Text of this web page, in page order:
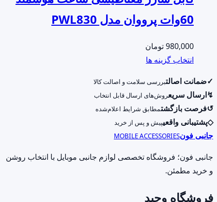
60وات پرووان مدل PWL830
980,000تومان
انتخاب گزینه ها
دارای
انواع
مختلفی
می
باشد.
گزینه
است
✓ضمانت اصالتبررسی سلامت و اصالت کالا
↯ارسال سریعروش‌های ارسال قابل انتخاب
↺فرصت بازگشتمطابق شرایط اعلام‌شده
◇پشتیبانی واقعیپیش و پس از خرید
جانبی فونMOBILE ACCESSORIES
جانبی فون؛ فروشگاه تخصصی لوازم جانبی موبایل با انتخاب روشن
و خرید مطمئن.
فروشگاه وحید